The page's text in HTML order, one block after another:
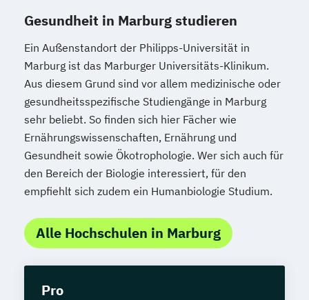
Gesundheit in Marburg studieren
Ein Außenstandort der Philipps-Universität in
Marburg ist das Marburger Universitäts-Klinikum.
Aus diesem Grund sind vor allem medizinische oder
gesundheitsspezifische Studiengänge in Marburg
sehr beliebt. So finden sich hier Fächer wie
Ernährungswissenschaften, Ernährung und
Gesundheit sowie Ökotrophologie. Wer sich auch für
den Bereich der Biologie interessiert, für den
empfiehlt sich zudem ein Humanbiologie Studium.
Alle Hochschulen in Marburg
Pro